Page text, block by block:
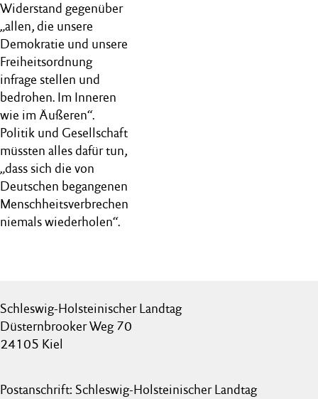
Widerstand gegenüber
„allen, die unsere
Demokratie und unsere
Freiheitsordnung
infrage stellen und
bedrohen. Im Inneren
wie im Äußeren“.
Politik und Gesellschaft
müssten alles dafür tun,
„dass sich die von
Deutschen begangenen
Menschheitsverbrechen
niemals wiederholen“.
Schleswig-Holsteinischer Landtag
Düsternbrooker Weg 70
24105 Kiel
Postanschrift: Schleswig-Holsteinischer Landtag